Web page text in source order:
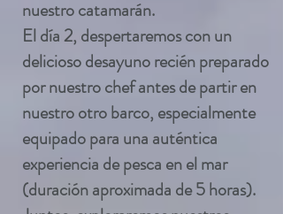
nuestro catamarán.
El día 2, despertaremos con un
delicioso desayuno recién preparado
por nuestro chef antes de partir en
nuestro otro barco, especialmente
equipado para una auténtica
experiencia de pesca en el mar
(duración aproximada de 5 horas).